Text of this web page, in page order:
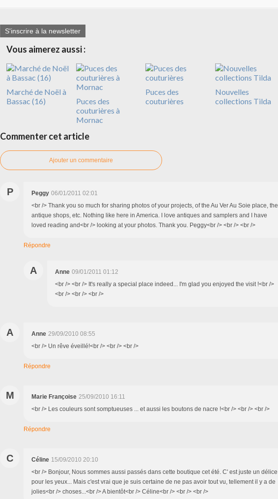
S'inscrire à la newsletter
Vous aimerez aussi :
Marché de Noël à
Bassac (16)
Puces des
couturières à
Mornac
Puces des
couturières
Nouvelles
collections Tilda
Commenter cet article
Ajouter un commentaire
P Peggy 06/01/2011 02:01
<br /> Thank you so much for sharing photos of your projects, of the Au Ver Au Soie place, the
antique shops, etc. Nothing like here in America. I love antiques and samplers and I have
loved reading and<br /> looking at your photos. Thank you. Peggy<br /> <br /> <br />
Répondre
A Anne 09/01/2011 01:12
<br /> <br /> It's really a special place indeed... I'm glad you enjoyed the visit !<br />
<br /> <br /> <br />
A Anne 29/09/2010 08:55
<br /> Un rêve éveillé!<br /> <br /> <br />
Répondre
M Marie Françoise 25/09/2010 16:11
<br /> Les couleurs sont somptueuses ... et aussi les boutons de nacre !<br /> <br /> <br />
Répondre
C Céline 15/09/2010 20:10
<br /> Bonjour, Nous sommes aussi passés dans cette boutique cet été. C' est juste un délice
pour les yeux... Mais c'est vrai que je suis certaine de ne pas avoir tout vu, tellement il y a de
jolies<br /> choses...<br /> A bientôt<br /> Céline<br /> <br /> <br />